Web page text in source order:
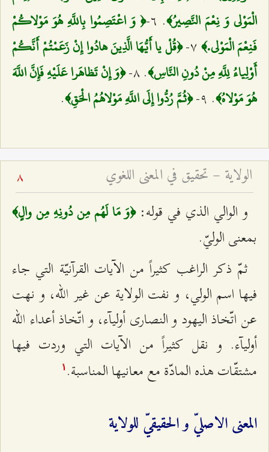
الْمَوْلى‌ وَ نِعْمَ النَّصِيرُ﴾. ٦-
﴿ وَ اعْتَصِمُوا بِاللَّهِ هُوَ مَوْلاكُمْ
فَنِعْمَ الْمَوْلى‌.﴾ ۷- ﴿قُلْ يا أَيُّهَا الَّذِينَ هادُوا إِنْ زَعَمْتُمْ أَنَّكُمْ
أَوْلِياءُ لِلَّهِ مِنْ دُونِ النَّاسِ‌﴾. ۸-
﴿وَ إِنْ تَظاهَرا عَلَيْهِ فَإِنَّ اللَّهَ
هُوَ مَوْلاهُ‌﴾. ٩- ﴿ثُمَّ رُدُّوا إِلَى اللَّهِ مَوْلاهُمُ الْحَقِ‌﴾.
الولاية – تحقيق في المعنى اللغوي 8
و الوالي الذي في قوله: ﴿وَ مَا لَهُم مِن دُونِهِ مِن والٍ﴾
بمعنى الوليّ.
ثمّ ذكر الراغب كثيراً من الآيات القرآنيّة التي جاء
فيها اسم الولي، و نفت الولاية عن غير الله، و نهت
عن اتّخاذ اليهود و النصارى أوليآء، و اتّخاذ أعداء الله
أوليآء. و نقل كثيراً من الآيات التي وردت فيها
مشتقّات هذه المادّة مع معانيها المناسبة. ۱
المعنى الاصليّ و الحقيقيّ للولاية